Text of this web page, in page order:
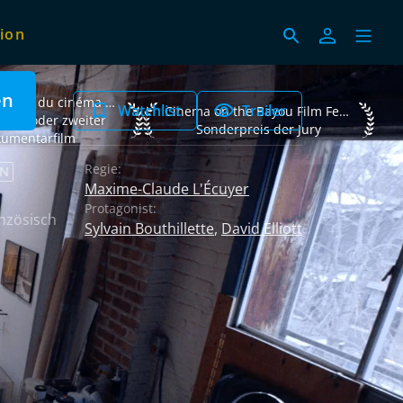
Cinema on the Bayou Film Festival 2023
Cinema on the Bayou Film Festival 2023
Sonderpreis der Jury
du cinéma québécois 2022 Bester erster oder zweiter
Les Rendez-vous du cinéma québécois 2022
oder zweiter
Watchlist Trailer
Regie:
Maxime-Claude L'Écuyer
Protagonist:
Sylvain Bouthillette, David Elliott